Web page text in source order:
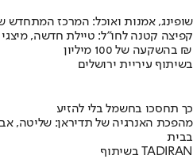
שופינג, אמנות ואוכל: המרכז המתחדש
קפיצה קטנה לחו"ל: טיילת חדשה,
בהשקעה של 100 מיליון ₪
בשיתוף עיריית ירושלים
כך תחסכו בחשמל בלי להזיע
מהפכת האנרגיה של תדיראן: שליטה,
בבית
בשיתוף TADIRAN